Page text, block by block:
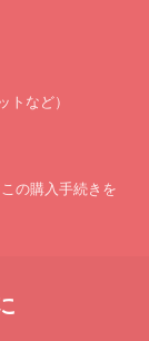
など）
の購入手続きを